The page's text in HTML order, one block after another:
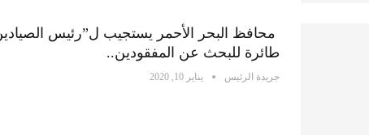
محافظ البحر الأحمر يستجيب ل”رئيس
طائرة للبحث عن المفقودين..
جريدة الرئيس يناير 10, 2020